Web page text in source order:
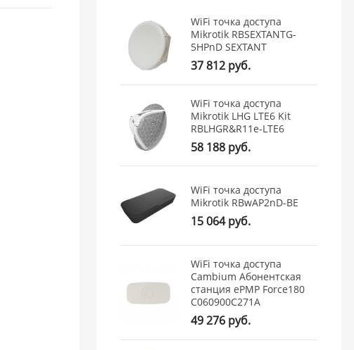
WiFi точка доступа
Mikrotik RBSEXTANTG-
5HPnD SEXTANT
37 812 руб.
WiFi точка доступа
Mikrotik LHG LTE6 Kit
RBLHGR&R11e-LTE6
58 188 руб.
WiFi точка доступа
Mikrotik RBwAP2nD-BE
15 064 руб.
WiFi точка доступа
Cambium Абонентская
станция ePMP Force180
C060900C271A
49 276 руб.